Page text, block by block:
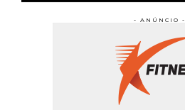
- ANÚNCIO -